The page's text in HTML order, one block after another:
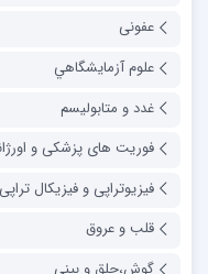
عفونی
علوم آزمايشگاهي
غدد و متابولیسم
فوریت های پزشکی و
فیزیوتراپی و فیزیکال تراپی
قلب و عروق
گوش،حلق و بینی